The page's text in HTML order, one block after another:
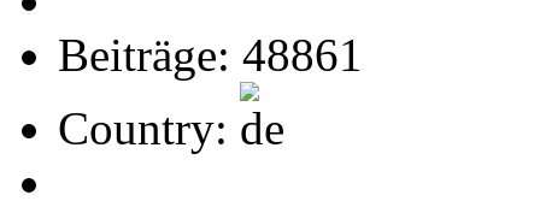
Beiträge: 48861
Country: